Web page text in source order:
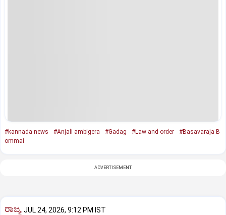
#kannada news #Anjali ambigera #Gadag #Law and order
#Basavaraja B
ommai
ADVERTISEMENT
ರಾಜ್ಯ JUL 24, 2026, 9:12 PM IST